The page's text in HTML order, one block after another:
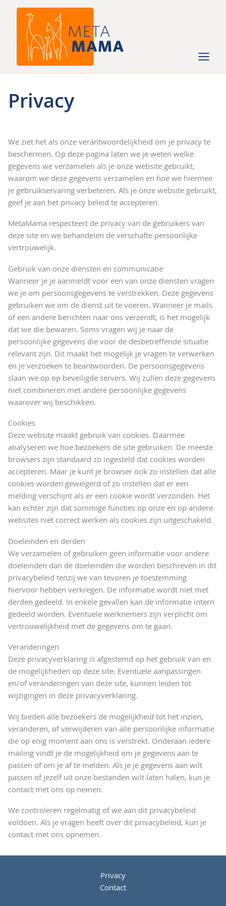
Privacy
We ziet het als onze verantwoordelijkheid om je privacy te
beschermen. Op deze pagina laten we je weten welke
gegevens we verzamelen als je onze website gebruikt,
waarom we deze gegevens verzamelen en hoe we hiermee
je gebruikservaring verbeteren. Als je onze website gebruikt,
geef je aan het privacy beleid te accepteren.
MetaMama respecteert de privacy van de gebruikers van
deze site en we behandelen de verschafte persoonlijke
vertrouwelijk.
Gebruik van onze diensten en communicatie
Wanneer je je aanmeldt voor een van onze diensten vragen
we je om persoonsgegevens te verstrekken. Deze gegevens
gebruiken we om de dienst uit te voeren. Wanneer je mails
of een andere berichten naar ons verzendt, is het mogelijk
dat we die bewaren. Soms vragen wij je naar de
persoonlijke gegevens die voor de desbetreffende situatie
relevant zijn. Dit maakt het mogelijk je vragen te verwerken
en je verzoeken te beantwoorden. De persoonsgegevens
slaan we op op beveiligde servers. Wij zullen deze gegevens
niet combineren met andere persoonlijke gegevens
waarover wij beschikken.
Cookies
Deze website maakt gebruik van cookies. Daarmee
analyseren we hoe bezoekers de site gebruiken. De meeste
browsers zijn standaard zo ingesteld dat cookies worden
accepteren. Maar je kunt je browser ook zo instellen dat alle
cookies worden geweigerd of zo instellen dat er een
melding verschijnt als er een cookie wordt verzonden. Het
kan echter zijn dat sommige functies op onze en op andere
websites niet correct werken als cookies zijn uitgeschakeld.
Doeleinden en derden
We verzamelen of gebruiken geen informatie voor andere
doeleinden dan de doeleinden die worden beschreven in dit
privacybeleid tenzij we van tevoren je toestemming
hiervoor hebben verkregen. De informatie wordt niet met
derden gedeeld. In enkele gevallen kan de informatie intern
gedeeld worden. Eventuele werknemers zijn verplicht om
vertrouwelijkheid met de gegevens om te gaan.
Veranderingen
Deze privacyverklaring is afgestemd op het gebruik van en
de mogelijkheden op deze site. Eventuele aanpassingen
en/of veranderingen van deze site, kunnen leiden tot
wijzigingen in deze privacyverklaring.
Wij bieden alle bezoekers de mogelijkheid tot het inzien,
veranderen, of verwijderen van alle persoonlijke informatie
die op enig moment aan ons is verstrekt. Onderaan iedere
mailing vindt je de mogelijkheid om je gegevens aan te
passen of om je af te melden. Als je je gegevens aan wilt
passen of jezelf uit onze bestanden wilt laten halen, kun je
contact met ons op nemen.
We controleren regelmatig of we aan dit privacybeleid
voldoen. Als je vragen heeft over dit privacybeleid, kun je
contact met ons opnemen.
Privacy
Contact